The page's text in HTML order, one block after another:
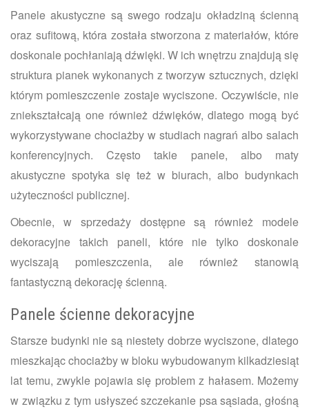
Panele akustyczne są swego rodzaju okładziną ścienną
oraz sufitową, która została stworzona z materiałów, które
doskonale pochłaniają dźwięki. W ich wnętrzu znajdują się
struktura pianek wykonanych z tworzyw sztucznych, dzięki
którym pomieszczenie zostaje wyciszone. Oczywiście, nie
zniekształcają one również dźwięków, dlatego mogą być
wykorzystywane chociażby w studiach nagrań albo salach
konferencyjnych. Często takie panele, albo maty
akustyczne spotyka się też w biurach, albo budynkach
użyteczności publicznej.
Obecnie, w sprzedaży dostępne są również modele
dekoracyjne takich paneli, które nie tylko doskonale
wyciszają pomieszczenia, ale również stanowią
fantastyczną dekorację ścienną.
Panele ścienne dekoracyjne
Starsze budynki nie są niestety dobrze wyciszone, dlatego
mieszkając chociażby w bloku wybudowanym kilkadziesiąt
lat temu, zwykle pojawia się problem z hałasem. Możemy
w związku z tym usłyszeć szczekanie psa sąsiada, głośną